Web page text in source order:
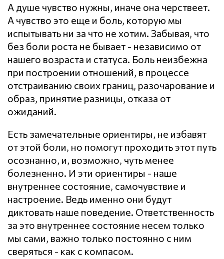
А душе чувство нужны, иначе она черствеет.
А чувство это еще и боль, которую мы
испытывать ни за что не хотим. Забывая, что
без боли роста не бывает - независимо от
нашего возраста и статуса. Боль неизбежна
при построении отношений, в процессе
отстраиванию своих границ, разочарование и
образ, принятие разницы, отказа от
ожиданий.
Есть замечательные ориентиры, не избавят
от этой боли, но помогут проходить этот путь
осознанно, и, возможно, чуть менее
болезненно. И эти ориентиры - наше
внутреннее состояние, самочувствие и
настроение. Ведь именно они будут
диктовать наше поведение. Ответственность
за это внутреннее состояние несем только
мы сами, важно только постоянно с ним
сверяться - как с компасом.